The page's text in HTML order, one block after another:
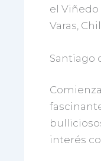
el Viñedo
Varas,
Santiago
interés